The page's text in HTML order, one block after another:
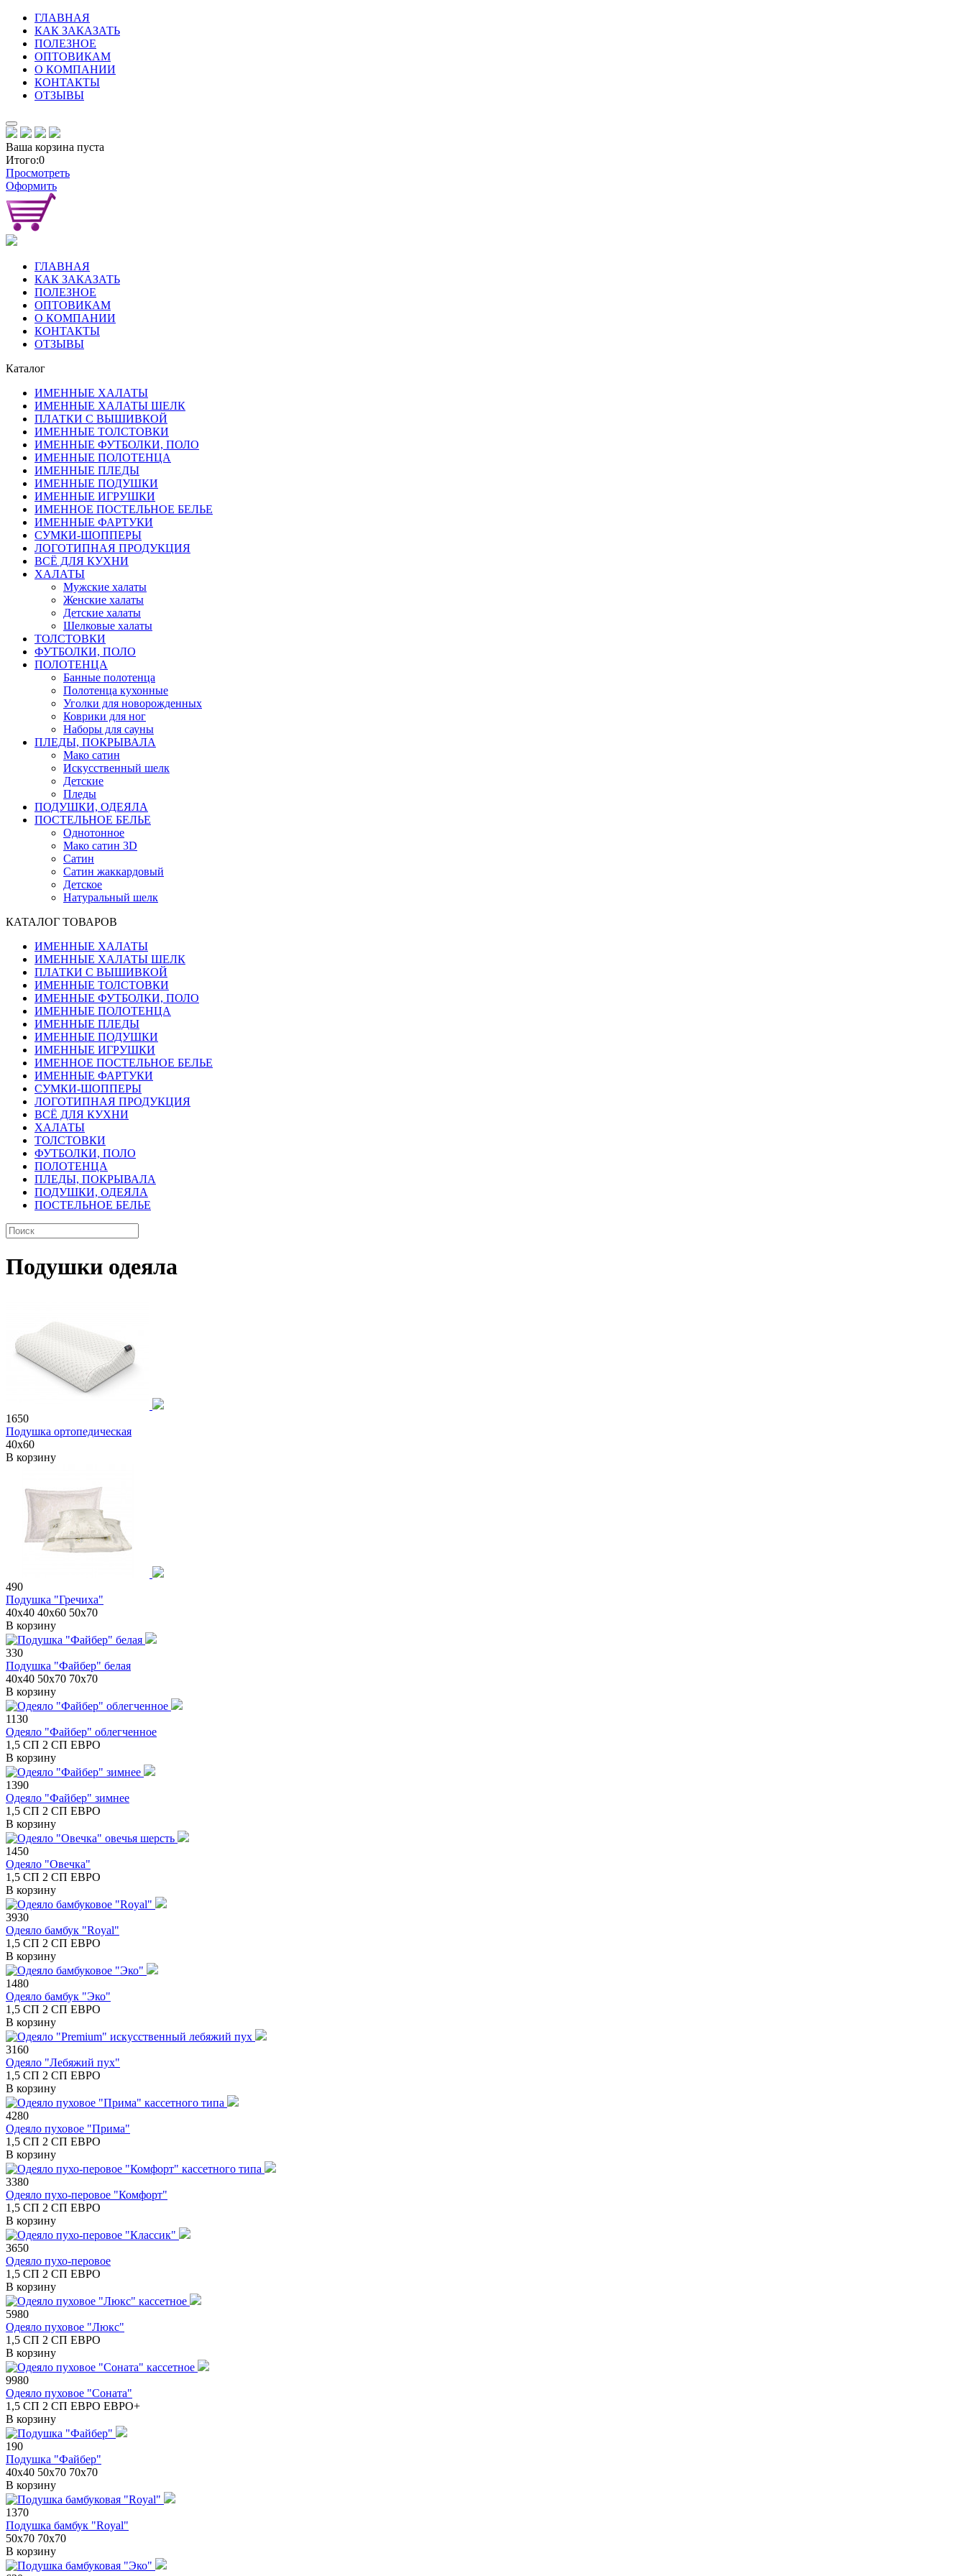
ГЛАВНАЯ
КАК ЗАКАЗАТЬ
ПОЛЕЗНОЕ
ОПТОВИКАМ
О КОМПАНИИ
КОНТАКТЫ
ОТЗЫВЫ
Ваша корзина пуста
Итого:0
Просмотреть
Оформить
ГЛАВНАЯ
КАК ЗАКАЗАТЬ
ПОЛЕЗНОЕ
ОПТОВИКАМ
О КОМПАНИИ
КОНТАКТЫ
ОТЗЫВЫ
Каталог
ИМЕННЫЕ ХАЛАТЫ
ИМЕННЫЕ ХАЛАТЫ ШЕЛК
ПЛАТКИ С ВЫШИВКОЙ
ИМЕННЫЕ ТОЛСТОВКИ
ИМЕННЫЕ ФУТБОЛКИ, ПОЛО
ИМЕННЫЕ ПОЛОТЕНЦА
ИМЕННЫЕ ПЛЕДЫ
ИМЕННЫЕ ПОДУШКИ
ИМЕННЫЕ ИГРУШКИ
ИМЕННОЕ ПОСТЕЛЬНОЕ БЕЛЬЕ
ИМЕННЫЕ ФАРТУКИ
СУМКИ-ШОППЕРЫ
ЛОГОТИПНАЯ ПРОДУКЦИЯ
ВСЁ ДЛЯ КУХНИ
ХАЛАТЫ
Мужские халаты
Женские халаты
Детские халаты
Шелковые халаты
ТОЛСТОВКИ
ФУТБОЛКИ, ПОЛО
ПОЛОТЕНЦА
Банные полотенца
Полотенца кухонные
Уголки для новорожденных
Коврики для ног
Наборы для сауны
ПЛЕДЫ, ПОКРЫВАЛА
Мако сатин
Искусственный шелк
Детские
Пледы
ПОДУШКИ, ОДЕЯЛА
ПОСТЕЛЬНОЕ БЕЛЬЕ
Однотонное
Мако сатин 3D
Сатин
Сатин жаккардовый
Детское
Натуральный шелк
КАТАЛОГ ТОВАРОВ
ИМЕННЫЕ ХАЛАТЫ
ИМЕННЫЕ ХАЛАТЫ ШЕЛК
ПЛАТКИ С ВЫШИВКОЙ
ИМЕННЫЕ ТОЛСТОВКИ
ИМЕННЫЕ ФУТБОЛКИ, ПОЛО
ИМЕННЫЕ ПОЛОТЕНЦА
ИМЕННЫЕ ПЛЕДЫ
ИМЕННЫЕ ПОДУШКИ
ИМЕННЫЕ ИГРУШКИ
ИМЕННОЕ ПОСТЕЛЬНОЕ БЕЛЬЕ
ИМЕННЫЕ ФАРТУКИ
СУМКИ-ШОППЕРЫ
ЛОГОТИПНАЯ ПРОДУКЦИЯ
ВСЁ ДЛЯ КУХНИ
ХАЛАТЫ
ТОЛСТОВКИ
ФУТБОЛКИ, ПОЛО
ПОЛОТЕНЦА
ПЛЕДЫ, ПОКРЫВАЛА
ПОДУШКИ, ОДЕЯЛА
ПОСТЕЛЬНОЕ БЕЛЬЕ
Подушки одеяла
1650
Подушка ортопедическая
40х60
В корзину
490
Подушка "Гречиха"
40х40 40х60 50х70
В корзину
330
Подушка "Файбер" белая
40х40 50х70 70х70
В корзину
1130
Одеяло "Файбер" облегченное
1,5 СП 2 СП ЕВРО
В корзину
1390
Одеяло "Файбер" зимнее
1,5 СП 2 СП ЕВРО
В корзину
1450
Одеяло "Овечка"
1,5 СП 2 СП ЕВРО
В корзину
3930
Одеяло бамбук "Royal"
1,5 СП 2 СП ЕВРО
В корзину
1480
Одеяло бамбук "Эко"
1,5 СП 2 СП ЕВРО
В корзину
3160
Одеяло "Лебяжий пух"
1,5 СП 2 СП ЕВРО
В корзину
4280
Одеяло пуховое "Прима"
1,5 СП 2 СП ЕВРО
В корзину
3380
Одеяло пухо-перовое "Комфорт"
1,5 СП 2 СП ЕВРО
В корзину
3650
Одеяло пухо-перовое
1,5 СП 2 СП ЕВРО
В корзину
5980
Одеяло пуховое "Люкс"
1,5 СП 2 СП ЕВРО
В корзину
9980
Одеяло пуховое "Соната"
1,5 СП 2 СП ЕВРО ЕВРО+
В корзину
190
Подушка "Файбер"
40х40 50х70 70х70
В корзину
1370
Подушка бамбук "Royal"
50х70 70х70
В корзину